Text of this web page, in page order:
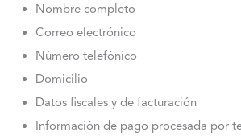
Nombre completo
Correo electrónico
Número telefónico
Domicilio
Datos fiscales y de facturación
Información de pago procesada por